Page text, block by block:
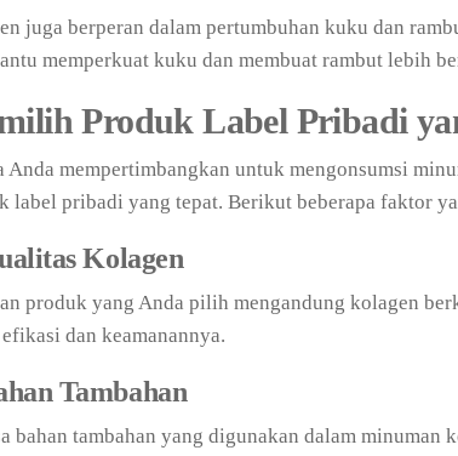
juga berperan dalam pertumbuhan kuku dan
memperkuat kuku dan membuat rambut lebih
Produk Label Pribadi
Anda mempertimbangkan untuk mengonsumsi
label pribadi yang tepat. Berikut beberapa faktor
Kolagen
produk yang Anda pilih mengandung kolagen
dan keamanannya.
Tambahan
bahan tambahan yang digunakan dalam minuman